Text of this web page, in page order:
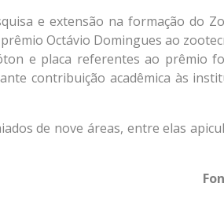
e extensão na formação do
Octávio Domingues ao
e placa referentes ao prêmio
contribuição acadêmica às
de nove áreas, entre elas